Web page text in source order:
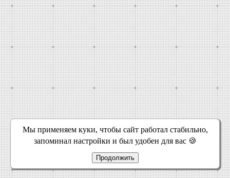
Мы применяем куки, чтобы сайт работал стабильно,
запоминал настройки и был удобен для вас 🍪
Продолжить